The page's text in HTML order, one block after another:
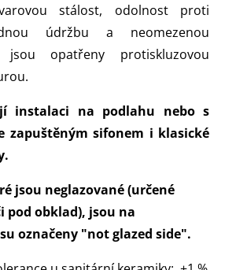
stálost, odolnost proti
údržbu a neomezenou
opatřeny protiskluzovou
instalaci na podlahu nebo s
zapuštěným sifonem i klasické
jsou neglazované (určené
pod obklad), jsou na
označeny "not glazed side".